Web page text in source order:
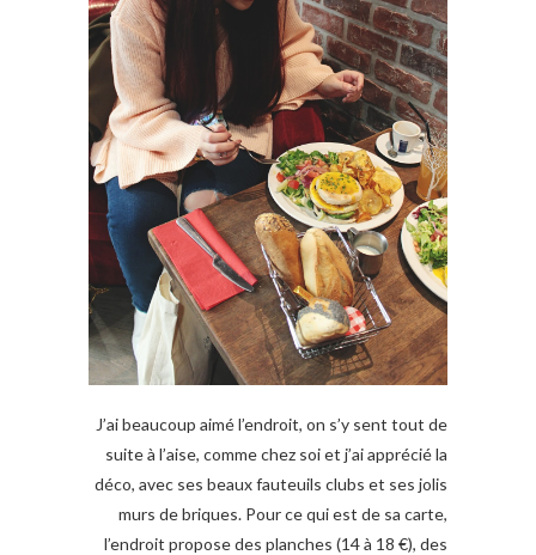
J’ai beaucoup aimé l’endroit, on s’y sent tout de
suite à l’aise, comme chez soi et j’ai apprécié la
déco, avec ses beaux fauteuils clubs et ses jolis
murs de briques. Pour ce qui est de sa carte,
l’endroit propose des planches (14 à 18 €), des